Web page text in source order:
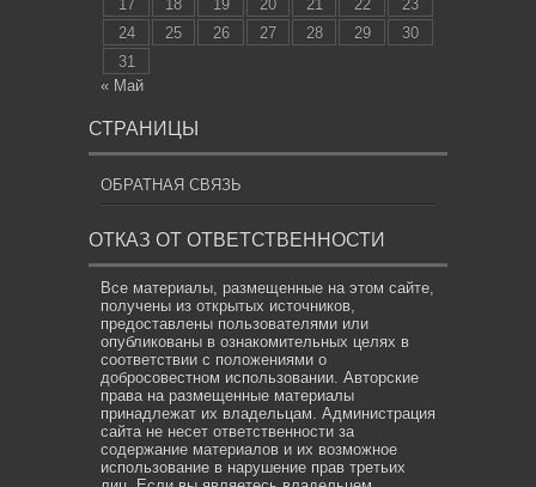
17
18 19 20 21 22
23
24
25 26 27 28 29
30
31
« Май
СТРАНИЦЫ
ОБРАТНАЯ СВЯЗЬ
ОТКАЗ ОТ ОТВЕТСТВЕННОСТИ
Все материалы, размещенные на этом сайте,
получены из открытых источников,
предоставлены пользователями или
опубликованы в ознакомительных целях в
соответствии с положениями о
добросовестном использовании. Авторские
права на размещенные материалы
принадлежат их владельцам. Администрация
сайта не несет ответственности за
содержание материалов и их возможное
использование в нарушение прав третьих